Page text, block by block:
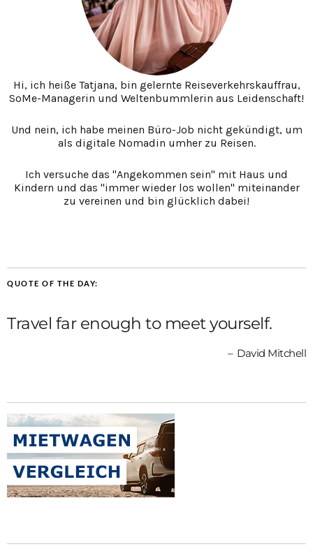
Hi, ich heiße Tatjana, bin gelernte Reiseverkehrskauffrau,
SoMe-Managerin und Weltenbummlerin aus Leidenschaft!
Und nein, ich habe meinen Büro-Job nicht gekündigt, um
als digitale Nomadin umher zu Reisen.
Ich versuche das "Angekommen sein" mit Haus und
Kindern und das "immer wieder los wollen" miteinander
zu vereinen und bin glücklich dabei!
QUOTE OF THE DAY:
Travel far enough to meet yourself.
David Mitchell